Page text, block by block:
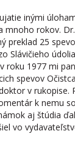
inými
rokov.
preklad 25
Slávičieho
roku 1977 mi
spevov
v rukopise.
k nemu
aj štúdia
vo